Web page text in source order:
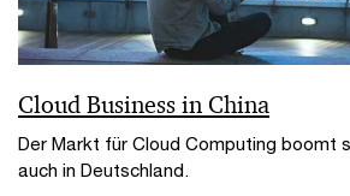
Cloud Business in China
Der Markt für Cloud Computing boomt
auch in Deutschland.